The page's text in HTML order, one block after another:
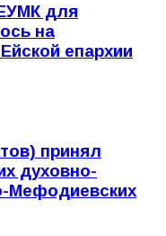
для
на
епархии
принял
духовно-
Мефодиевских